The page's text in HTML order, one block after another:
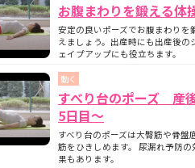
お腹まわりを鍛える体
安定の良いポーズでお腹まわりを
えましょう。出産時にも出産後の
ェイプアップにも役立ちます。
動く
すべり台のポーズ 産
5日目〜
すべり台のポーズは大臀筋や骨盤
筋をひきしめます。 尿漏れ予防の
果もあります。